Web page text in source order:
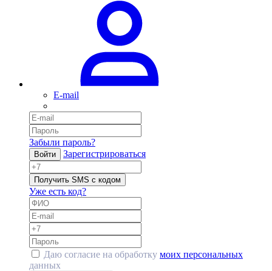
E-mail
Забыли пароль?
Войти Зарегистрироваться
Получить SMS с кодом
Уже есть код?
Даю согласие на обработку моих персональных
данных